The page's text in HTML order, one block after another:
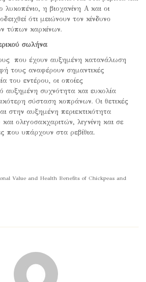
η βιοχανίνη Α και οι
ότι μειώνουν τον κίνδυνο
τύπων καρκίνων.
σωλήνα
που έχουν αυξημένη κατανάλωση
τους αναφέρουν σημαντικές
του εντέρου, οι οποίες
αυξημένη συχνότητα και ευκολία
σύσταση κοπράνων. Οι θετικές
στην αυξημένη περιεκτικότητα
ολιγοσακχαριτών, λιγνίνη και σε
που υπάρχουν στα ρεβίθια.
Value and Health Benefits of Chickpeas and